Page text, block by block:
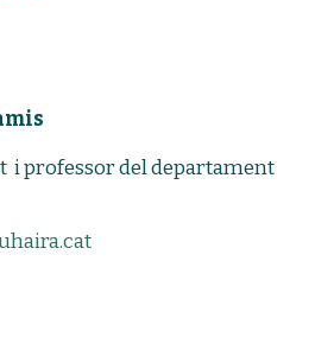
i professor del departament